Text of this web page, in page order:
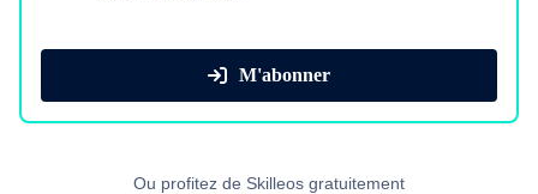
M'abonner
Ou profitez de Skilleos gratuitement